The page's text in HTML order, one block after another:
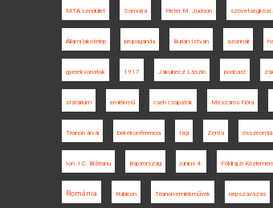
MTA Lendület Somorja Pieter M. Judson szövetségközi
Állami lakótelep propaganda Burián István azonnali
gyerekvonatok 1917 Jakubecz László podcast
statárium emlékmű cseh csapatok Mészáros Flóra
Trianon árvái békekonferencia Iaşi Zenta
Ion. I.C. Brătianu Bajorország június 4. Földrajzi
Románia Rubicon Trianon-emlékművek népszavazás